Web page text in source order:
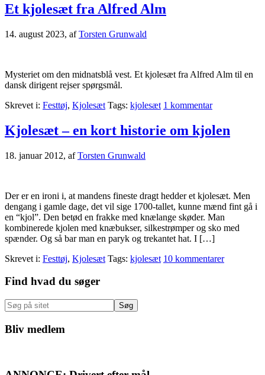
Et kjolesæt fra Alfred Alm
14. august 2023, afTorsten Grunwald
Mysteriet om den midnatsblå vest. Et kjolesæt fra Alfred Alm til en
dansk dirigent rejser spørgsmål.
Skrevet i: Festtøj, Kjolesæt Tags: kjolesæt 1 kommentar
Kjolesæt – en kort historie om kjolen
18. januar 2012, afTorsten Grunwald
Der er en ironi i, at mandens fineste dragt hedder et kjolesæt. Men
dengang i gamle dage, det vil sige 1700-tallet, kunne mænd fint gå i
en “kjol”. Den betød en frakke med knælange skøder. Man
kombinerede kjolen med knæbukser, silkestrømper og sko med
spænder. Og så bar man en paryk og trekantet hat. I […]
Skrevet i: Festtøj, Kjolesæt Tags: kjolesæt 10 kommentarer
Primær
Sidebar
Find hvad du søger
Søg
på
sitet
Bliv medlem